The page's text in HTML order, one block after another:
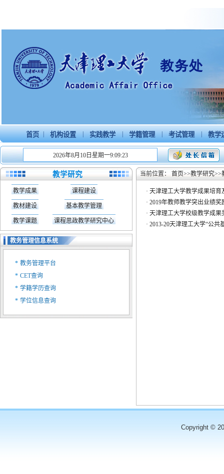
首页 | 机构设置 | 实践教学 | 学籍管理 | 考试管理 | 教学
2026年8月10日星期一9:09:23
教学研究
教学成果 课程建设
教材建设 基本教学管理
教学课题 课程思政教学研究中心
教务管理信息系统
* 教务管理平台
* CET查询
* 学籍学历查询
* 学位信息查询
当前位置： 首页>>教学研究>>
· 天津理工大学教学成果培育
· 2019年教师教学突出业绩奖
· 天津理工大学校级教学成果
· 2013-20天津理工大学“公
Copyright ©